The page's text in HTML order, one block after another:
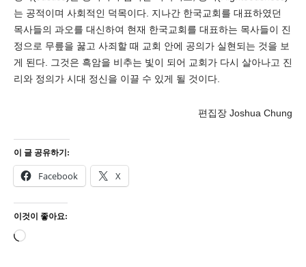
는 공적이며 사회적인 덕목이다. 지나간 한국교회를 대표하였던
목사들의 과오를 대신하여 현재 한국교회를 대표하는 목사들이 진
정으로 무릎을 꿇고 사죄할 때 교회 안에 공의가 실현되는 것을 보
게 된다. 그것은 흑암을 비추는 빛이 되어 교회가 다시 살아나고 진
리와 정의가 시대 정신을 이끌 수 있게 될 것이다.
편집장 Joshua Chung
이 글 공유하기:
Facebook X
이것이 좋아요:
로